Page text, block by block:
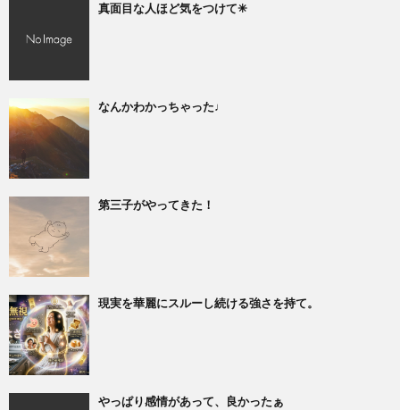
真面目な人ほど気をつけて✳︎
なんかわかっちゃった♩
第三子がやってきた！
現実を華麗にスルーし続ける強さを持て。
やっぱり感情があって、良かったぁ